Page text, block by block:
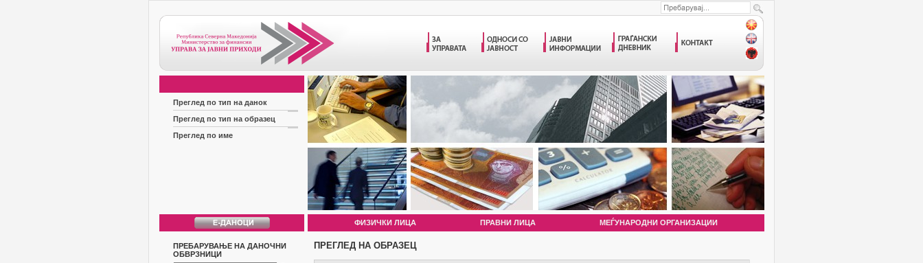
Преглед по тип на данок
Преглед по тип на образец
Преглед по име
ФИЗИЧКИ ЛИЦА ПРАВНИ ЛИЦА МЕЃУНАРОДНИ ОРГАНИЗАЦИИ
ПРЕБАРУВАЊЕ НА ДАНОЧНИ
ОБВРЗНИЦИ
ПРЕГЛЕД НА ОБРАЗЕЦ